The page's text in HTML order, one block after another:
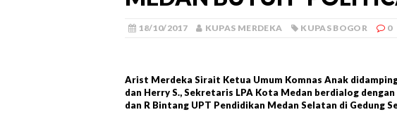
18/10/2017 KUPAS MERDEKA KUPAS BOGOR 0
Arist Merdeka Sirait Ketua Umum Komnas Anak
dan Herry S., Sekretaris LPA Kota Medan berdialog
dan R Bintang UPT Pendidikan Medan Selatan di Gedung